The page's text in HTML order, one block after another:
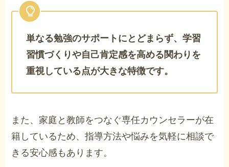
単なる勉強のサポートにとどまらず、学習
習慣づくりや自己肯定感を高める関わりを
重視している点が大きな特徴です。
また、家庭と教師をつなぐ専任カウンセラーが在
籍しているため、指導方法や悩みを気軽に相談で
きる安心感もあります。